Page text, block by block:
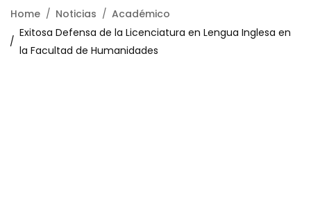
Home Noticias
Académico
Exitosa Defensa de la Licenciatura en Lengua Inglesa en
la Facultad de Humanidades